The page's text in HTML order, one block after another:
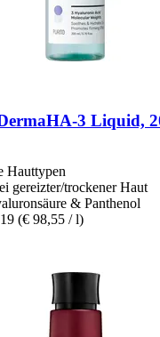
​3 Liquid,
Hauttypen
gereizter/trockener Haut
& Panthenol
(€ 98,55 / l)